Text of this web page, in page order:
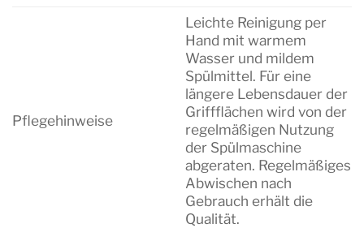
Pflegehinweise
Leichte Reinigung per
Hand mit warmem
Wasser und mildem
Spülmittel. Für eine
längere Lebensdauer der
Griffflächen wird von der
regelmäßigen Nutzung
der Spülmaschine
abgeraten. Regelmäßiges
Abwischen nach
Gebrauch erhält die
Qualität.